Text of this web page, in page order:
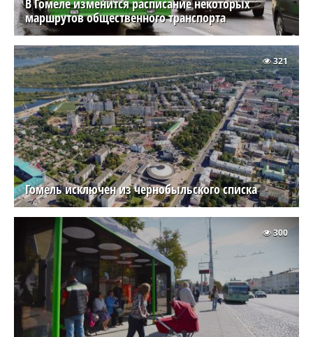
В Гомеле изменится расписание некоторых
маршрутов общественного транспорта
Гомель исключен из чернобыльского списка
321
300